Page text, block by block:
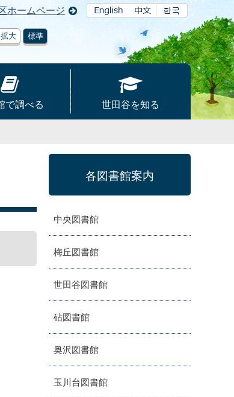
ホームページ
拡大 標準
で調べる 世田谷を知る
各図書館案内
中央図書館
梅丘図書館
世田谷図書館
砧図書館
奥沢図書館
玉川台図書館